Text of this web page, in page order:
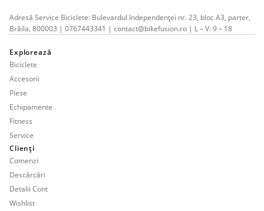
Adresă Service Biciclete: Bulevardul Independenței nr. 23, bloc A3, parter,
Brăila, 800003 | 0767443341 | contact@bikefusion.ro | L – V: 9 – 18
Explorează
Biciclete
Accesorii
Piese
Echipamente
Fitness
Service
Clienți
Comenzi
Descărcări
Detalii Cont
Wishlist